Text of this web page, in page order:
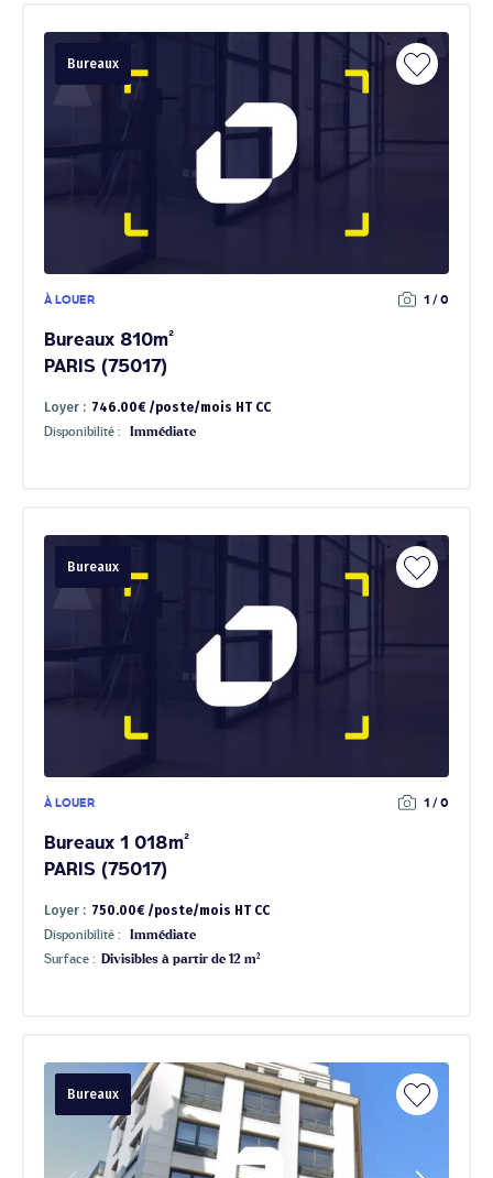
Bureaux
À LOUER 1 / 0
Bureaux 810m²
PARIS (75017)
Loyer : 746.00€ /poste/mois HT CC
Disponibilité : Immédiate
Bureaux
À LOUER 1 / 0
Bureaux 1 018m²
PARIS (75017)
Loyer : 750.00€ /poste/mois HT CC
Disponibilité :
Immédiate
Surface : Divisibles à partir de 12 m²
Bureaux